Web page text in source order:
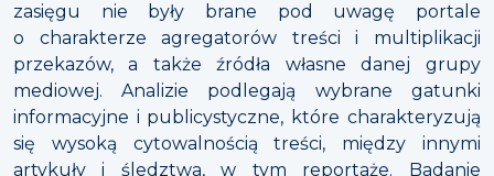
zasięgu nie były brane pod uwagę portale
o charakterze agregatorów treści i multiplikacji
przekazów, a także źródła własne danej grupy
mediowej. Analizie podlegają wybrane gatunki
informacyjne i publicystyczne, które charakteryzują
się wysoką cytowalnością treści, między innymi
artykuły i śledztwa, w tym reportaże. Badanie